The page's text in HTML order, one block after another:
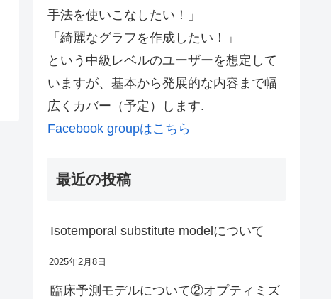
手法を使いこなしたい！」
「綺麗なグラフを作成したい！」
という中級レベルのユーザーを想定して
いますが、基本から発展的な内容まで幅
広くカバー（予定）します.
Facebook groupはこちら
最近の投稿
Isotemporal substitute modelについて
2025年2月8日
臨床予測モデルについて②オプティミズ